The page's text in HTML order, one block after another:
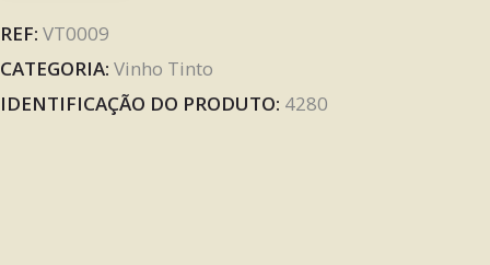
REF: VT0009
CATEGORIA: Vinho Tinto
IDENTIFICAÇÃO DO PRODUTO: 4280